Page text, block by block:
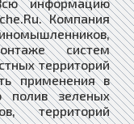
Компания
систем
территорий
применения в
зеленых
территорий